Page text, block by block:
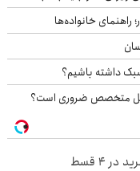
داشته باشیم؟
متخصص ضروری است؟